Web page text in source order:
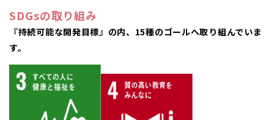
SDGsの取り組み
『持続可能な開発目標』の内、15種のゴールへ取り組んでいま
す。